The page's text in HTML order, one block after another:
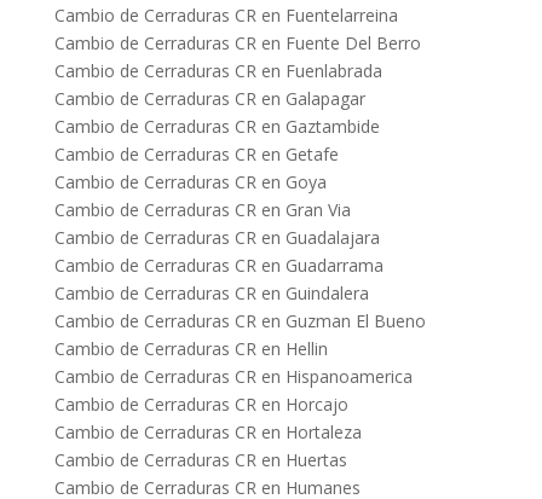
Cambio de Cerraduras CR en Fuentelarreina
Cambio de Cerraduras CR en Fuente Del Berro
Cambio de Cerraduras CR en Fuenlabrada
Cambio de Cerraduras CR en Galapagar
Cambio de Cerraduras CR en Gaztambide
Cambio de Cerraduras CR en Getafe
Cambio de Cerraduras CR en Goya
Cambio de Cerraduras CR en Gran Via
Cambio de Cerraduras CR en Guadalajara
Cambio de Cerraduras CR en Guadarrama
Cambio de Cerraduras CR en Guindalera
Cambio de Cerraduras CR en Guzman El Bueno
Cambio de Cerraduras CR en Hellin
Cambio de Cerraduras CR en Hispanoamerica
Cambio de Cerraduras CR en Horcajo
Cambio de Cerraduras CR en Hortaleza
Cambio de Cerraduras CR en Huertas
Cambio de Cerraduras CR en Humanes